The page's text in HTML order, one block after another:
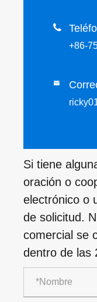

+86-

Si tiene
oración o
electrónico o
de solicitud.
comercial se
dentro de las